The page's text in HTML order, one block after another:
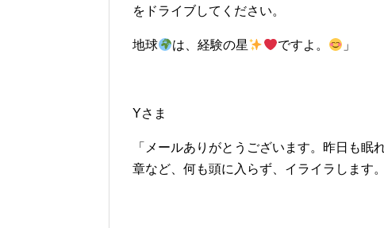
をドライブしてください。
地球 は、経験の星 ですよ。 」
Yさま
「メールありがとうございます。昨日も
章など、何も頭に入らず、イライラします。